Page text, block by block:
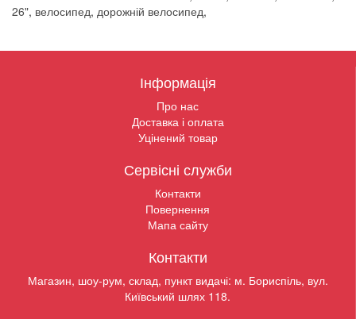
26", велосипед, дорожній велосипед,
Інформація
Про нас
Доставка і оплата
Уцінений товар
Сервісні служби
Контакти
Повернення
Мапа сайту
Контакти
Магазин, шоу-рум, склад, пункт видачі: м. Бориспіль, вул.
Київський шлях 118.